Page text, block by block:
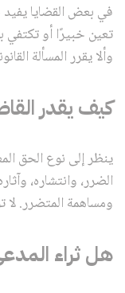
في بعض القضايا
تعين خبيرًا أو تكتفي
وألا يقرر المسألة
كيف يقدر
ينظر إلى نوع الحق
الضرر، وانتشاره،
ومساهمة المتضرر. لا
هل ثراء